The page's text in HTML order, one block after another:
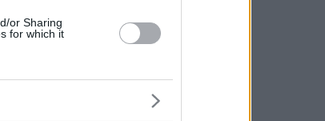
or Sharing
for which it